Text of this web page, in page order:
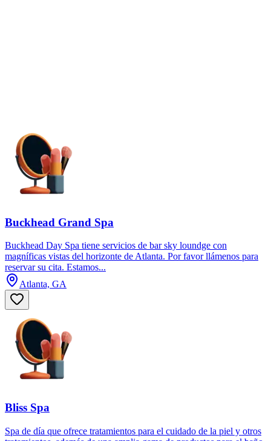
Buckhead Grand Spa
Buckhead Day Spa tiene servicios de bar sky loundge con
magníficas vistas del horizonte de Atlanta. Por favor llámenos para
reservar su cita. Estamos...
Atlanta, GA
Bliss Spa
Spa de día que ofrece tratamientos para el cuidado de la piel y otros